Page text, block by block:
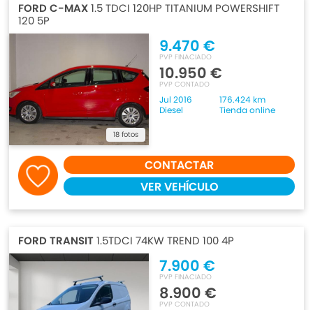
FORD C-MAX1.5 TDCI 120HP TITANIUM POWERSHIFT
120 5P
18 fotos
9.470 €
PVP FINACIADO
10.950 €
PVP CONTADO
Jul 2016
176.424 km
Diesel
Tienda online
CONTACTAR
VER VEHÍCULO
FORD TRANSIT1.5TDCI 74KW TREND 100 4P
7.900 €
PVP FINACIADO
8.900 €
PVP CONTADO